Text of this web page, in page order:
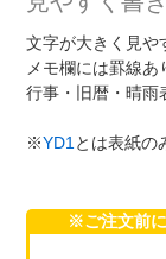
文字が大きく見や
メモ欄には罫線あ
行事・旧暦・晴雨
※YD1とは表紙の
※ご注文前